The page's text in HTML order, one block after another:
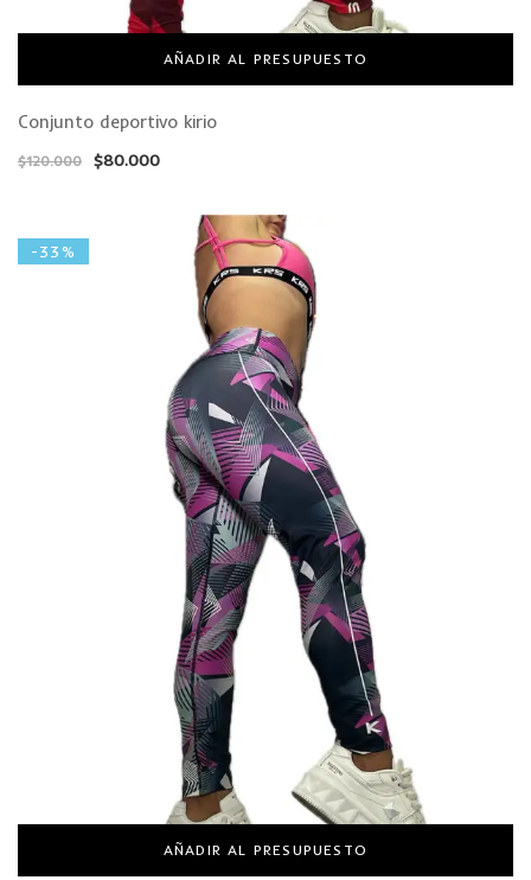
AÑADIR AL PRESUPUESTO
Conjunto deportivo kirio
$120.000 $80.000
-33%
AÑADIR AL PRESUPUESTO